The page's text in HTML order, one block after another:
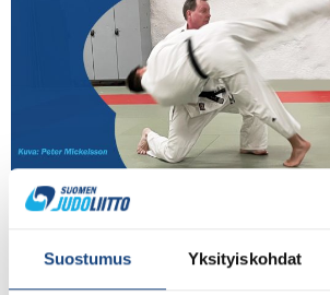
Suostumus Yksityiskohdat
Lauantaina 9.4.2022 Suomen
järjesti dan-kokeen Vantaan
artikkeli alta. Uusia mustavöisiä ja